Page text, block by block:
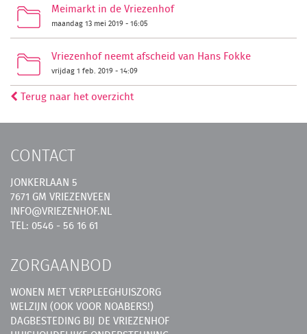
Meimarkt in de Vriezenhof
maandag 13 mei 2019 - 16:05
Vriezenhof neemt afscheid van Hans Fokke
vrijdag 1 feb. 2019 - 14:09
Terug naar het overzicht
CONTACT
JONKERLAAN 5
7671 GM VRIEZENVEEN
INFO@VRIEZENHOF.NL
TEL: 0546 - 56 16 61
ZORGAANBOD
WONEN MET VERPLEEGHUISZORG
WELZIJN (OOK VOOR NOABERS!)
DAGBESTEDING BIJ DE VRIEZENHOF